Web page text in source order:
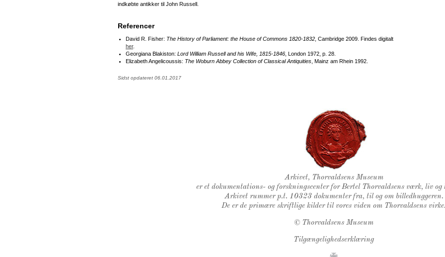
indkøbte antikker til John Russell.
Referencer
David R. Fisher: The History of Parliament: the House of Commons 1820-1832 , Cambridge 2009. Findes digitalt
her.
Georgiana Blakiston: Lord William Russell and his Wife, 1815-1846 , London 1972, p. 28.
Elizabeth Angelicoussis: The Woburn Abbey Collection of Classical Antiquities , Mainz am Rhein 1992.
Sidst opdateret 06.01.2017
Thorvaldsens Segl
Arkivet, Thorvaldsens Museum
er et dokumentations- og forskningscenter for Bertel Thorvaldsens værk, liv og
Arkivet rummer p.t. 10323 dokumenter fra, til og om billedhuggeren.
De er de primære skriftlige kilder til vores viden om Thorvaldsens virke.
© Thorvaldsens Museum
Tilgængelighedserklæring